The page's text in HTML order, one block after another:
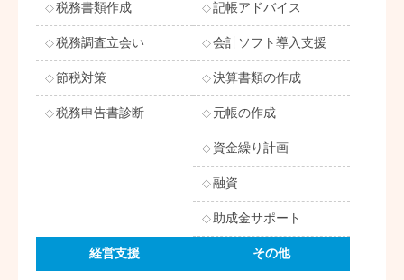
税務書類作成
税務調査立会い
節税対策
税務申告書診断
記帳アドバイス
会計ソフト導入支援
決算書類の作成
元帳の作成
資金繰り計画
融資
助成金サポート
経営支援 その他